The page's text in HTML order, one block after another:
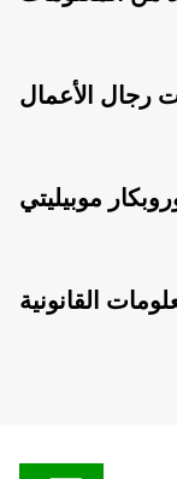
رجال الأعمال
موبيليتي
القانونية